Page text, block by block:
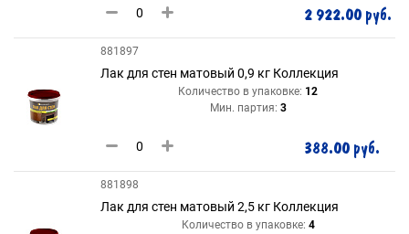
2 922.00 руб.
881897
Лак для стен матовый 0,9 кг Коллекция
Количество в упаковке: 12
Мин. партия: 3
388.00 руб.
881898
Лак для стен матовый 2,5 кг Коллекция
Количество в упаковке: 4